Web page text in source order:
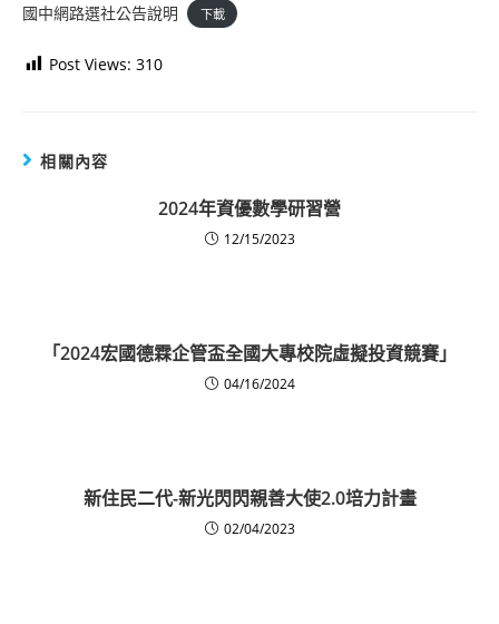
國中網路選社公告說明 下載
Post Views: 310
相關內容
2024年資優數學研習營
12/15/2023
「2024宏國德霖企管盃全國大專校院虛擬投資競賽」
04/16/2024
新住民二代-新光閃閃親善大使2.0培力計畫
02/04/2023